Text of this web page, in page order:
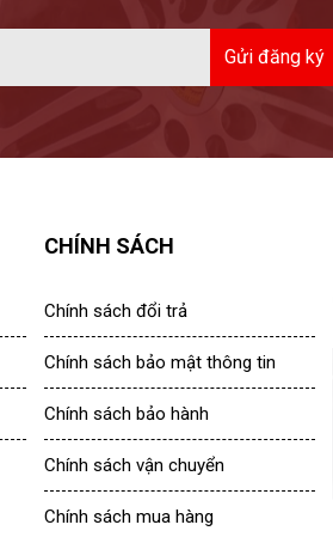
CHÍNH SÁCH
Chính sách đổi trả
Chính sách bảo mật thông tin
Chính sách bảo hành
Chính sách vận chuyển
Chính sách mua hàng